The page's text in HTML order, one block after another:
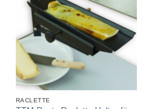
RACLETTE